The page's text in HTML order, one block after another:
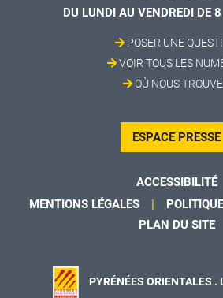
DU LUNDI AU VENDREDI DE
POSER UNE
VOIR TOUS LES
OÙ NOUS
ESPACE PRESSE
ACCESSIBILITÉ
MENTIONS LÉGALES
PLAN DU SITE
PYRÉNÉES ORIENTALES